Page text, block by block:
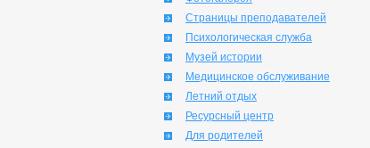
Страницы преподавателей
Психологическая служба
Музей истории
Медицинское обслуживание
Летний отдых
Ресурсный центр
Для родителей